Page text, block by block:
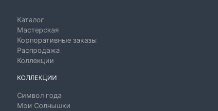
Каталог
Мастерская
Корпоративные заказы
Распродажа
Коллекции
КОЛЛЕКЦИИ
Символ года
Мои Солнышки